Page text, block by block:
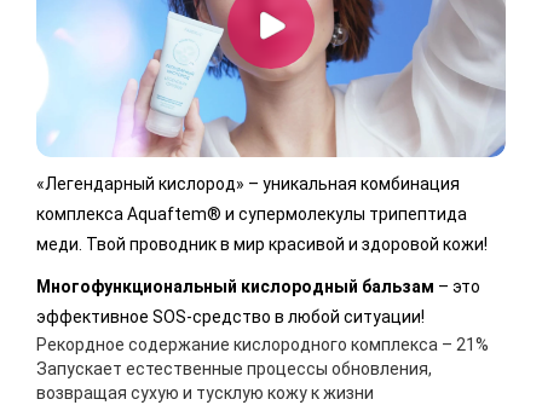
«Легендарный кислород» – уникальная комбинация
комплекса Aquaftem® и супермолекулы трипептида
меди. Твой проводник в мир красивой и здоровой кожи!
Многофункциональный кислородный бальзам – это
эффективное SOS-средство в любой ситуации!
Рекордное содержание кислородного комплекса – 21%
Запускает естественные процессы обновления,
возвращая сухую и тусклую кожу к жизни